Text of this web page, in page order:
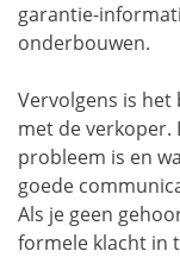
garantie-
onderbouwen.
Vervolgens is
met de verkoper.
probleem is en
goede
Als je geen
formele klacht in